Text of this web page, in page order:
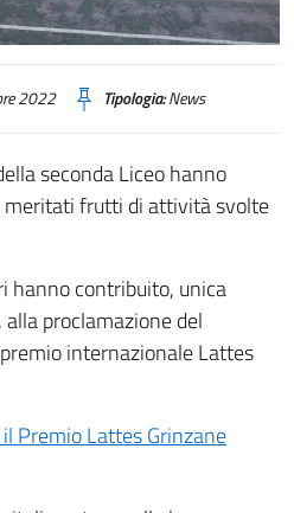
2022 Tipologia:News
seconda Liceo hanno
meritati frutti di attività svolte
hanno contribuito, unica
proclamazione del
internazionale Lattes
Premio Lattes Grinzane